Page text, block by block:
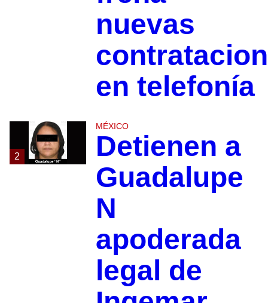
nuevas
en telefonía
2
MÉXICO
Detienen a
Guadalupe
N
apoderada
legal de